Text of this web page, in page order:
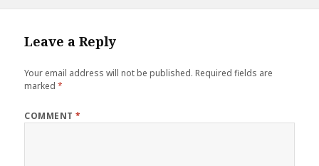
Leave a Reply
Your email address will not be published. Required fields are
marked*
COMMENT*